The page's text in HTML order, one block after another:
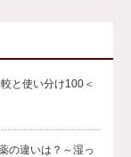
と使い分け100＜
の違いは？～湿っ